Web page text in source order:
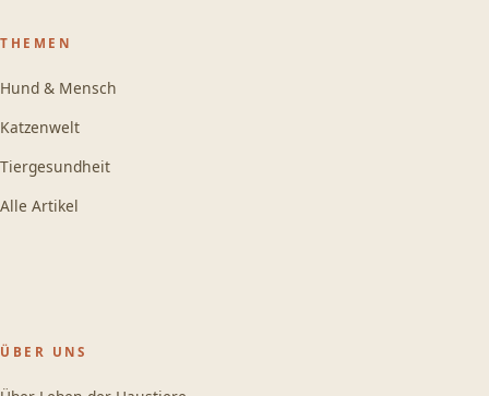
THEMEN
Hund & Mensch
Katzenwelt
Tiergesundheit
Alle Artikel
ÜBER UNS